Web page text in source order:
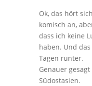
Ok, das hört
komisch an,
dass ich keine
haben. Und
Tagen runter.
Genauer
Südostasien.